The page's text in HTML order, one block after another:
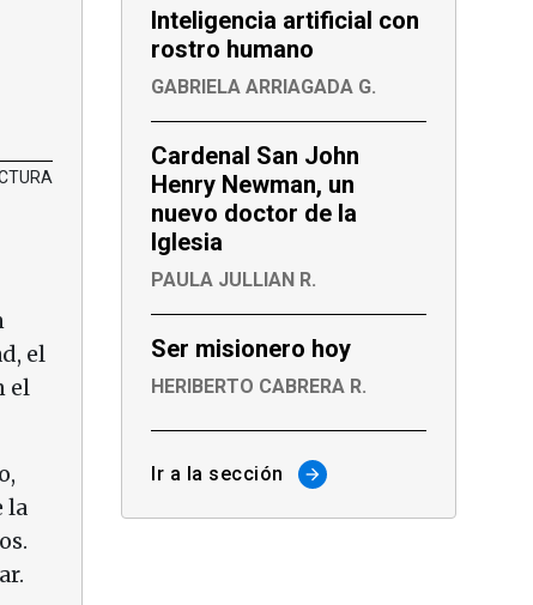
el
el
la
Inteligencia artificial con
rostro humano
GABRIELA ARRIAGADA G.
Cardenal San John
Henry Newman, un
nuevo doctor de la
Iglesia
PAULA JULLIAN R.
Ser misionero hoy
HERIBERTO CABRERA R.
Ir a la sección arrow_forward